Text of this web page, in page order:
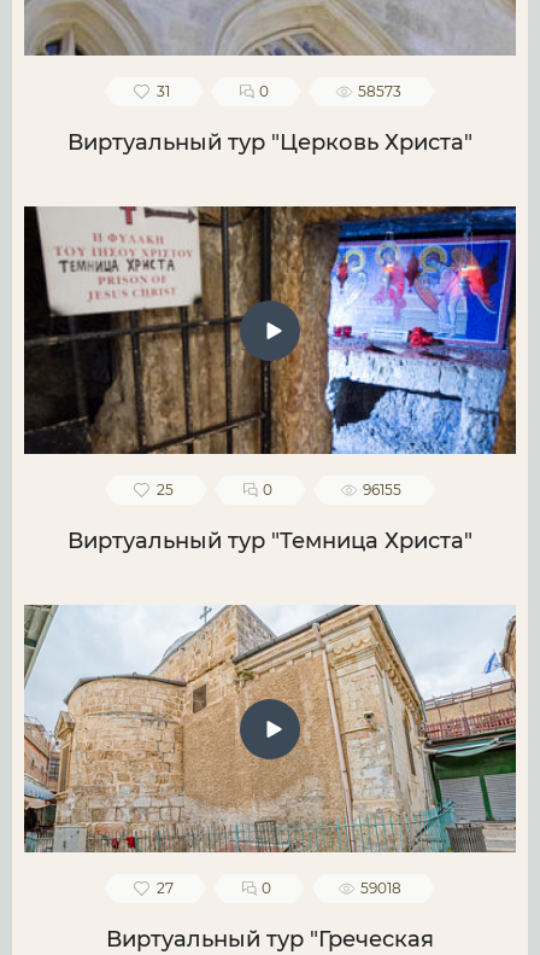
31 0 58573
Виртуальный тур "Церковь Христа"
25 0 96155
Виртуальный тур "Темница Христа"
27 0 59018
Виртуальный тур "Греческая